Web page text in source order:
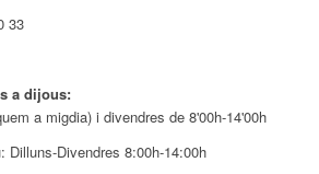
33
a dijous:
a migdia) i divendres de 8'00h-14'00h
Dilluns-Divendres 8:00h-14:00h